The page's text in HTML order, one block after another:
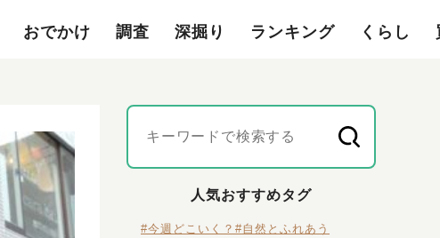
おでかけ 調査 深掘り ランキング くらし
人気おすすめタグ
#今週どこいく？ #自然とふれあう